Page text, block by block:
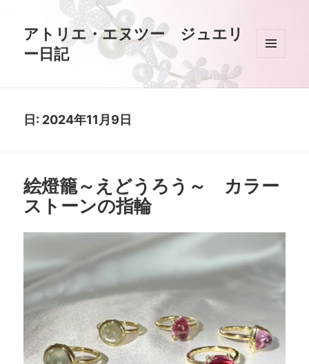
アトリエ・エヌツー ジュエリ
ー日記
ィジェ
日: 2024年11月9日
絵燈籠～えどうろう～ カラー
ストーンの指輪